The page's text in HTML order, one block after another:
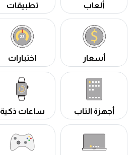
ألعاب تطبيقات
أسعار اختبارات
أجهزة التاب ساعات ذكية